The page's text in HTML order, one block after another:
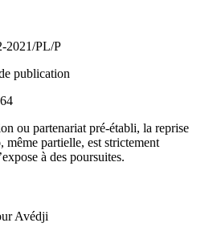
2021/PL/P
publication
ou partenariat pré-établi, la reprise
même partielle, est strictement
à des poursuites.
Avédji